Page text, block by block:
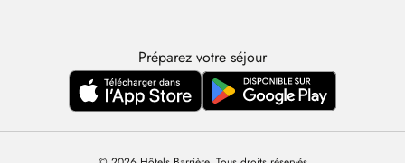
Préparez votre séjour